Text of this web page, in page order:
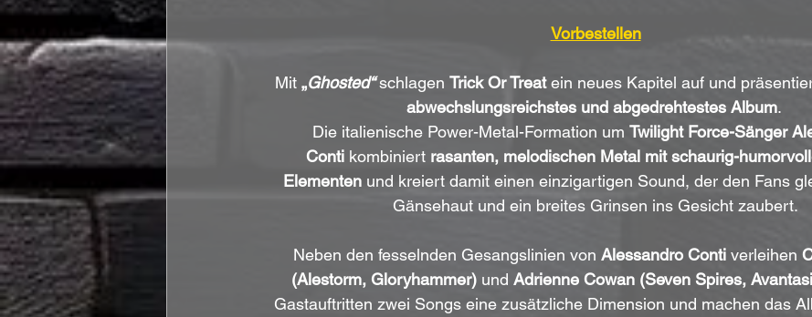
Vorbestellen
Mit „Ghosted“ schlagen Trick Or Treat ein neues Kapitel auf und
abwechslungsreichstes und abgedrehtestes Album.
Die italienische Power-Metal-Formation um Twilight Force-Sänger
Conti kombiniert rasanten, melodischen Metal mit schaurig-
Elementen und kreiert damit einen einzigartigen Sound, der den Fans
Gänsehaut und ein breites Grinsen ins Gesicht zaubert.
Neben den fesselnden Gesangslinien von Alessandro Conti verleihen
(Alestorm, Gloryhammer) und Adrienne Cowan (Seven Spires,
Gastauftritten zwei Songs eine zusätzliche Dimension und machen das